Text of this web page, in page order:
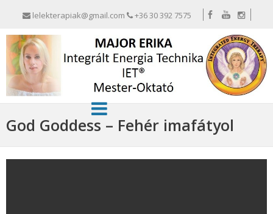
lelekterapiak@gmail.com +36 30 392 7575
God Goddess – Fehér imafátyol